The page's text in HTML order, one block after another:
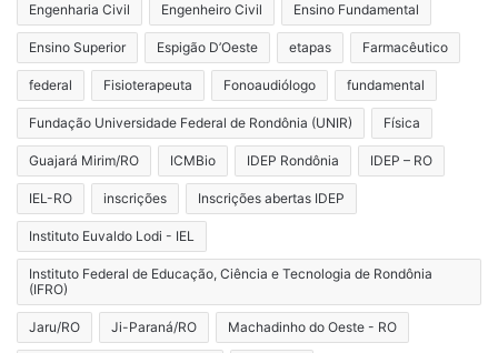
Engenharia Civil Engenheiro Civil Ensino Fundamental
Ensino Superior Espigão D’Oeste etapas Farmacêutico
federal Fisioterapeuta Fonoaudiólogo fundamental
Fundação Universidade Federal de Rondônia (UNIR) Física
Guajará Mirim/RO ICMBio IDEP Rondônia IDEP – RO
IEL-RO inscrições Inscrições abertas IDEP
Instituto Euvaldo Lodi - IEL
Instituto Federal de Educação, Ciência e Tecnologia de Rondônia
(IFRO)
Jaru/RO Ji-Paraná/RO Machadinho do Oeste - RO